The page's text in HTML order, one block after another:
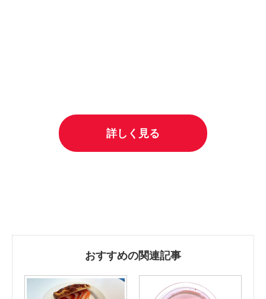
詳しく見る
おすすめの関連記事